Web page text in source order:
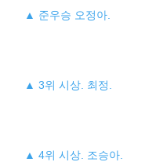
▲ 준우승 오정아.
▲ 3위 시상. 최정.
▲ 4위 시상. 조승아.